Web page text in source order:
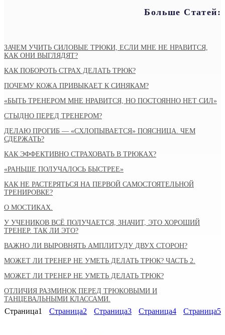
Больше Статей:
ЗАЧЕМ УЧИТЬ СИЛОВЫЕ ТРЮКИ, ЕСЛИ МНЕ НЕ НРАВИТСЯ,
КАК ОНИ ВЫГЛЯДЯТ?
КАК ПОБОРОТЬ СТРАХ ДЕЛАТЬ ТРЮК?
ПОЧЕМУ КОЖА ПРИВЫКАЕТ К СИНЯКАМ?
«БЫТЬ ТРЕНЕРОМ МНЕ НРАВИТСЯ, НО ПОСТОЯННО НЕТ СИЛ»
СТЫДНО ПЕРЕД ТРЕНЕРОМ?
ДЕЛАЮ ПРОГИБ — «СХЛОПЫВАЕТСЯ» ПОЯСНИЦА. ЧЕМ
СДЕРЖАТЬ?
КАК ЭФФЕКТИВНО СТРАХОВАТЬ В ТРЮКАХ?
«РАНЬШЕ ПОЛУЧАЛОСЬ БЫСТРЕЕ»
КАК НЕ РАСТЕРЯТЬСЯ НА ПЕРВОЙ САМОСТОЯТЕЛЬНОЙ
ТРЕНИРОВКЕ?
О МОСТИКАХ.
У УЧЕНИКОВ ВСЁ ПОЛУЧАЕТСЯ, ЗНАЧИТ, ЭТО ХОРОШИЙ
ТРЕНЕР. ТАК ЛИ ЭТО?
ВАЖНО ЛИ ВЫРОВНЯТЬ АМПЛИТУДУ ДВУХ СТОРОН?
МОЖЕТ ЛИ ТРЕНЕР НЕ УМЕТЬ ДЕЛАТЬ ТРЮК? ЧАСТЬ 2.
МОЖЕТ ЛИ ТРЕНЕР НЕ УМЕТЬ ДЕЛАТЬ ТРЮК?
ОТЛИЧИЯ РАЗМИНОК ПЕРЕД ТРЮКОВЫМИ И
ТАНЦЕВАЛЬНЫМИ КЛАССАМИ.
Страница1 Страница2 Страница3 Страница4 Страница5